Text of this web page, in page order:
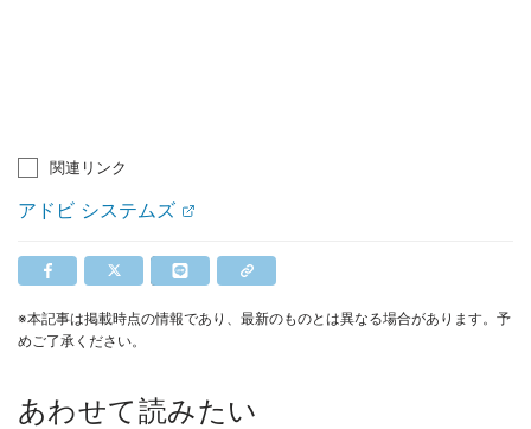
関連リンク
アドビ システムズ
※本記事は掲載時点の情報であり、最新のものとは異なる場合があります。予
めご了承ください。
あわせて読みたい